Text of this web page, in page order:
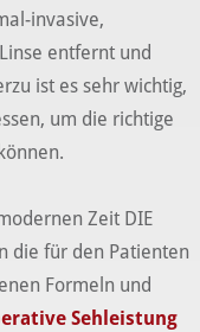
invasive,
entfernt und
ist es sehr wichtig,
um die richtige
Zeit DIE
die für den Patienten
Formeln und
Sehleistung